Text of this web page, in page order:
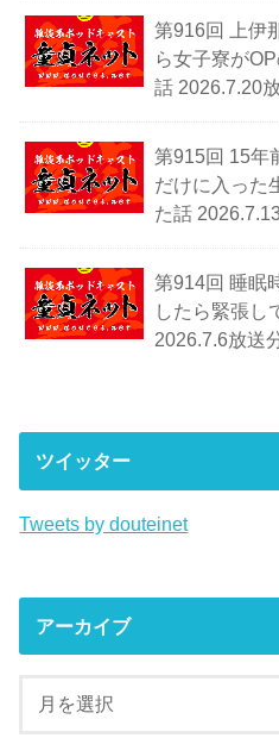
第916回 上伊
ら女子寮が
話 2026.7.20
第915回 15年
だけに入った
た話
第914回 睡眠
したら緊張し
2026.7.6放送
ツイッター
Tweets by douteinet
アーカイブ